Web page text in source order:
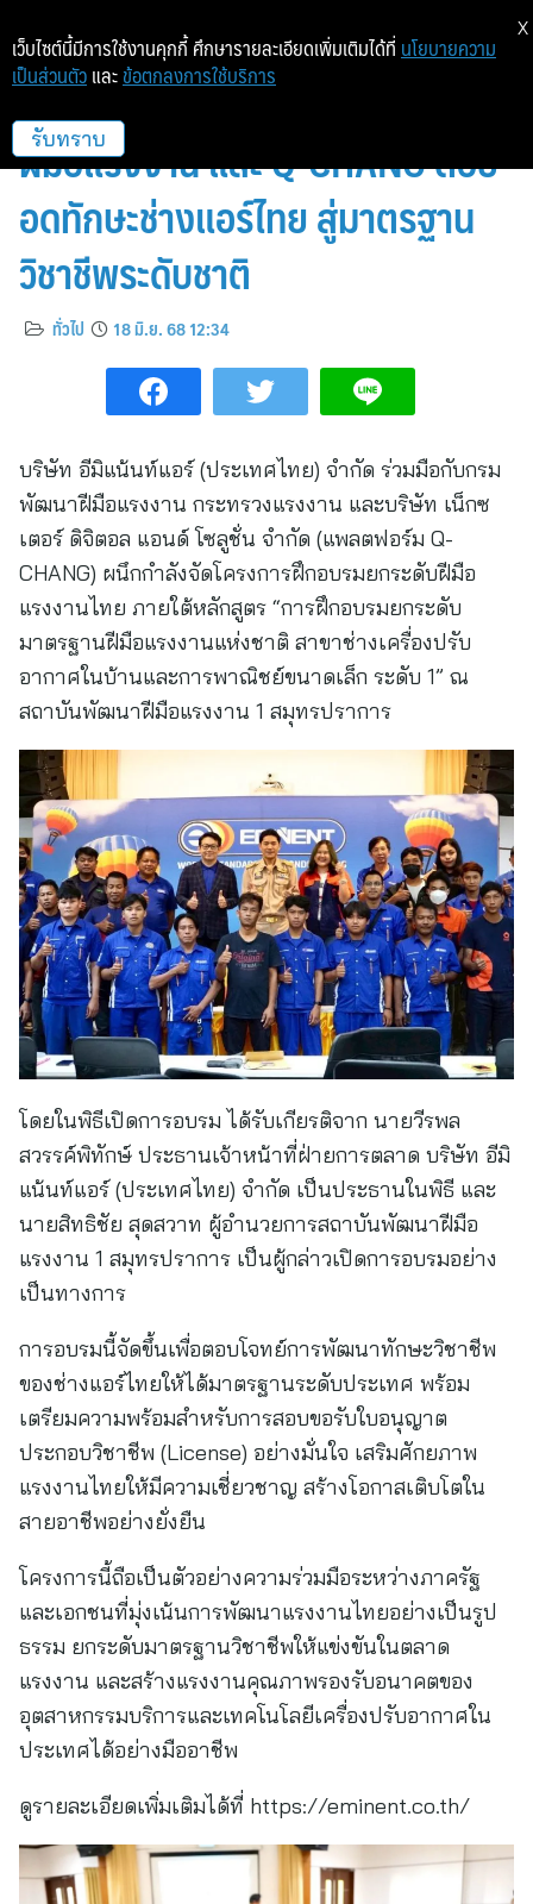
Eminent Air จับมือ กรมพัฒนา
ฝีมือแรงงาน และ Q-CHANG ต่อย
อดทักษะช่างแอร์ไทย สู่มาตรฐาน
วิชาชีพระดับชาติ
ทั่วไป 18 มิ.ย. 68 12:34
บริษัท อีมิแน้นท์แอร์ (ประเทศไทย) จำกัด ร่วมมือกับกรม
พัฒนาฝีมือแรงงาน กระทรวงแรงงาน และบริษัท เน็กซ
เตอร์ ดิจิตอล แอนด์ โซลูชั่น จำกัด (แพลตฟอร์ม Q-
CHANG) ผนึกกำลังจัดโครงการฝึกอบรมยกระดับฝีมือ
แรงงานไทย ภายใต้หลักสูตร “การฝึกอบรมยกระดับ
มาตรฐานฝีมือแรงงานแห่งชาติ สาขาช่างเครื่องปรับ
อากาศในบ้านและการพาณิชย์ขนาดเล็ก ระดับ 1” ณ
สถาบันพัฒนาฝีมือแรงงาน 1 สมุทรปราการ
โดยในพิธีเปิดการอบรม ได้รับเกียรติจาก นายวีรพล
สวรรค์พิทักษ์ ประธานเจ้าหน้าที่ฝ่ายการตลาด บริษัท อีมิ
แน้นท์แอร์ (ประเทศไทย) จำกัด เป็นประธานในพิธี และ
นายสิทธิชัย สุดสวาท ผู้อำนวยการสถาบันพัฒนาฝีมือ
แรงงาน 1 สมุทรปราการ เป็นผู้กล่าวเปิดการอบรมอย่าง
เป็นทางการ
การอบรมนี้จัดขึ้นเพื่อตอบโจทย์การพัฒนาทักษะวิชาชีพ
ของช่างแอร์ไทยให้ได้มาตรฐานระดับประเทศ พร้อม
เตรียมความพร้อมสำหรับการสอบขอรับใบอนุญาต
ประกอบวิชาชีพ (License) อย่างมั่นใจ เสริมศักยภาพ
แรงงานไทยให้มีความเชี่ยวชาญ สร้างโอกาสเติบโตใน
สายอาชีพอย่างยั่งยืน
โครงการนี้ถือเป็นตัวอย่างความร่วมมือระหว่างภาครัฐ
และเอกชนที่มุ่งเน้นการพัฒนาแรงงานไทยอย่างเป็นรูป
ธรรม ยกระดับมาตรฐานวิชาชีพให้แข่งขันในตลาด
แรงงาน และสร้างแรงงานคุณภาพรองรับอนาคตของ
อุตสาหกรรมบริการและเทคโนโลยีเครื่องปรับอากาศใน
ประเทศได้อย่างมืออาชีพ
ดูรายละเอียดเพิ่มเติมได้ที่ https://eminent.co.th/
เว็บไซต์นี้มีการใช้งานคุกกี้ ศึกษารายละเอียดเพิ่มเติมได้ที่ นโยบายความ
เป็นส่วนตัว และ ข้อตกลงการใช้บริการ
รับทราบ
X